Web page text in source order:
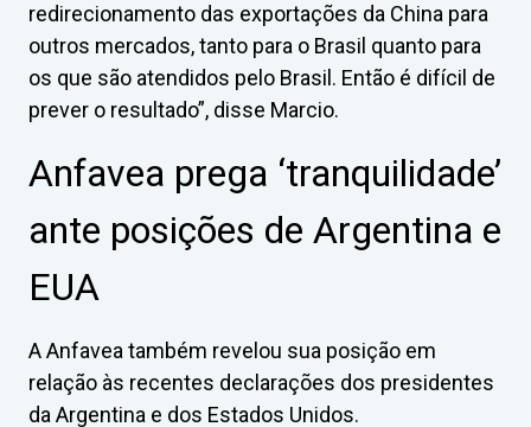
redirecionamento das exportações da China para
outros mercados, tanto para o Brasil quanto para
os que são atendidos pelo Brasil. Então é difícil de
prever o resultado”, disse Marcio.
Anfavea prega ‘tranquilidade’
ante posições de Argentina e
EUA
A Anfavea também revelou sua posição em
relação às recentes declarações dos presidentes
da Argentina e dos Estados Unidos.